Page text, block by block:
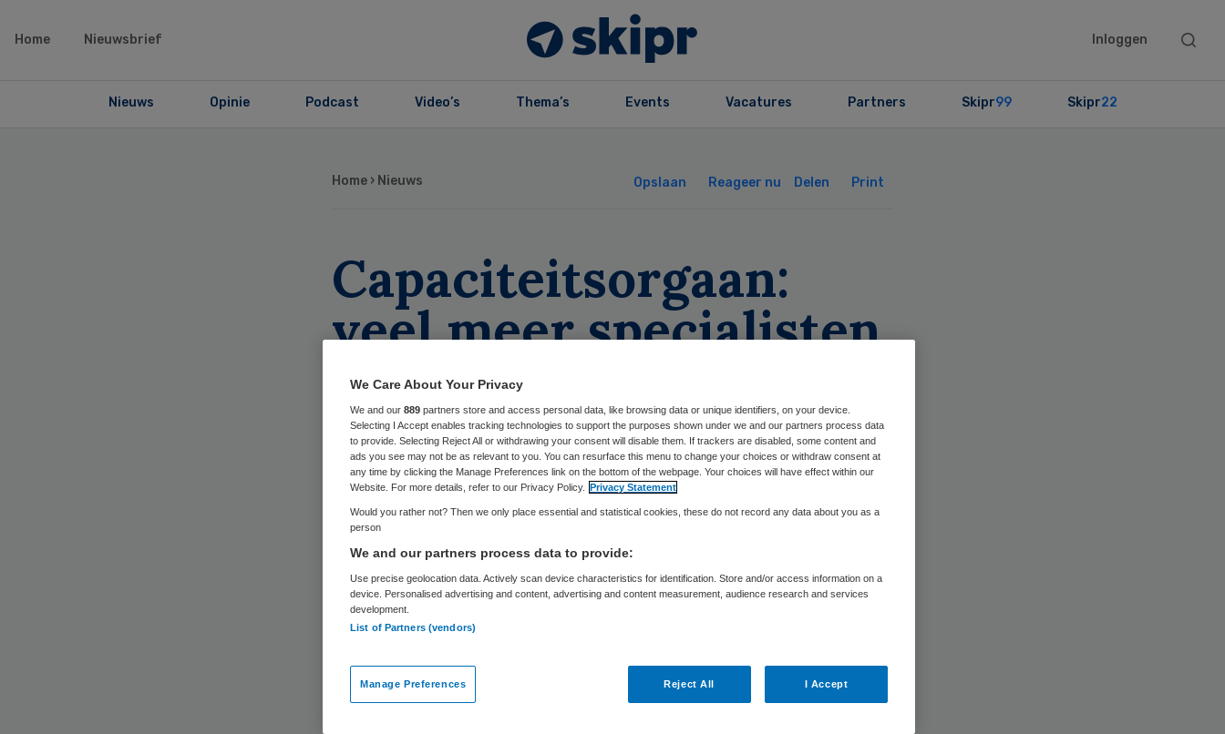
Home Nieuwsbrief Inloggen
Search
Nieuws Opinie Podcast Video’s Thema’s Events Vacatures Partners Skipr99 Skipr22
Home › Nieuws Opslaan Reageer nu Delen Print
Capaciteitsorgaan:
veel meer specialisten
nodig
Skipr Redactie 29 december 2010,08:43 36 keer gelezen
We Care About Your Privacy
We and our 889 partners store and access personal data, like browsing data or unique identifiers, on your device.
Selecting I Accept enables tracking technologies to support the purposes shown under we and our partners process data
to provide. Selecting Reject All or withdrawing your consent will disable them. If trackers are disabled, some content and
ads you see may not be as relevant to you. You can resurface this menu to change your choices or withdraw consent at
any time by clicking the Manage Preferences link on the bottom of the webpage. Your choices will have effect within our
Website. For more details, refer to our Privacy Policy. Privacy Statement
Would you rather not? Then we only place essential and statistical cookies, these do not record any data about you as a
person
We and our partners process data to provide:
Use precise geolocation data. Actively scan device characteristics for identification. Store and/or access information on a
device. Personalised advertising and content, advertising and content measurement, audience research and services
development.
List of Partners (vendors)
Manage Preferences Reject All I Accept